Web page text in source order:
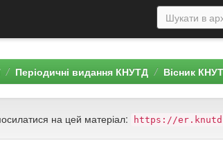
Періодичні видання КНУТД Вісник
на цей матеріал: https://